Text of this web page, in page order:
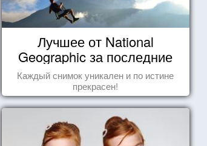
Лучшее от National
Geographic за последние
пару лет
Каждый снимок уникален и по истине
прекрасен!